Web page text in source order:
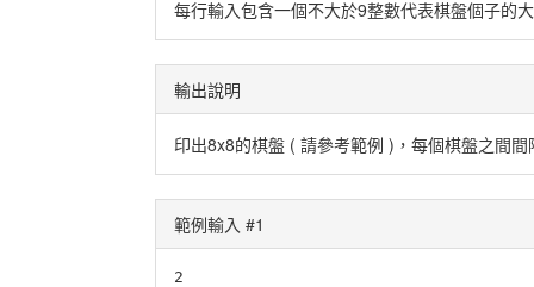
每行輸入包含一個不大於9整數代表棋盤個子的
輸出說明
印出8x8的棋盤 ( 請參考範例 )，每個棋盤之間間
範例輸入 #1
2